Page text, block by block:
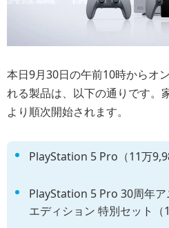
本日9月30日の午前10時からオ
れる製品は、以下の通りです。
より順次開始されます。
PlayStation 5 Pro（11万
PlayStation 5 Pro 30周年
エディション 特別セット（